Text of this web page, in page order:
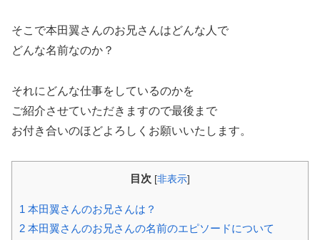
そこで本田翼さんのお兄さんはどんな人で
どんな名前なのか？
それにどんな仕事をしているのかを
ご紹介させていただきますので最後まで
お付き合いのほどよろしくお願いいたします。
目次 [非表示]
1 本田翼さんのお兄さんは？
2 本田翼さんのお兄さんの名前のエピソードについて